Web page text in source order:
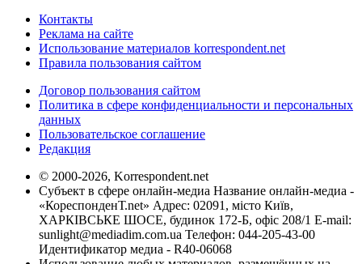
Контакты
Реклама на сайте
Использование материалов korrespondent.net
Правила пользования сайтом
Договор пользования сайтом
Политика в сфере конфиденциальности и персональных
данных
Пользовательское соглашение
Редакция
© 2000-2026, Korrespondent.net
Субъект в сфере онлайн-медиа Название онлайн-медиа -
«КореспонденТ.net» Адрес: 02091, місто Київ,
ХАРКІВСЬКЕ ШОСЕ, будинок 172-Б, офіс 208/1 E-mail:
sunlight@mediadim.com.ua Телефон: 044-205-43-00
Идентификатор медиа - R40-06068